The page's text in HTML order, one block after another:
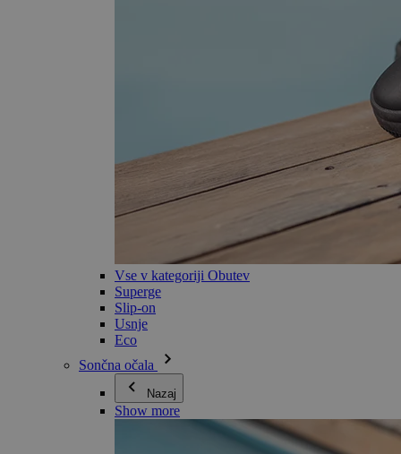
Vse v kategoriji Obutev
Superge
Slip-on
Usnje
Eco
Sončna očala
Nazaj
Show more